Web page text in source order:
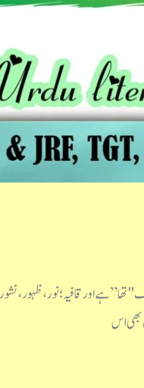
ہے اور قافیہ؛ نور، ظہور،
اس